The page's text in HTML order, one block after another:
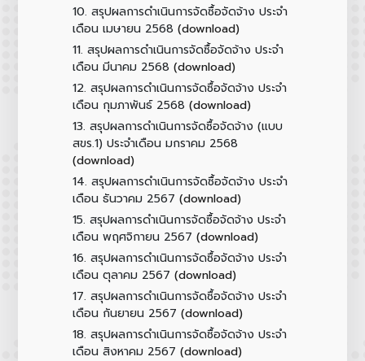
10. สรุปผลการดำเนินการจัดซื้อจัดจ้าง ประจำ
เดือน เมษายน 2568 (download)
11. สรุปผลการดำเนินการจัดซื้อจัดจ้าง ประจำ
เดือน มีนาคม 2568 (download)
12. สรุปผลการดำเนินการจัดซื้อจัดจ้าง ประจำ
เดือน กุมภาพันธ์ 2568 (download)
13. สรุปผลการดำเนินการจัดซื้อจัดจ้าง (แบบ
สขร.1) ประจำเดือน มกราคม 2568
(download)
14. สรุปผลการดำเนินการจัดซื้อจัดจ้าง ประจำ
เดือน ธันวาคม 2567 (download)
15. สรุปผลการดำเนินการจัดซื้อจัดจ้าง ประจำ
เดือน พฤศจิกายน 2567 (download)
16. สรุปผลการดำเนินการจัดซื้อจัดจ้าง ประจำ
เดือน ตุลาคม 2567 (download)
17. สรุปผลการดำเนินการจัดซื้อจัดจ้าง ประจำ
เดือน กันยายน 2567 (download)
18. สรุปผลการดำเนินการจัดซื้อจัดจ้าง ประจำ
เดือน สิงหาคม 2567 (download)